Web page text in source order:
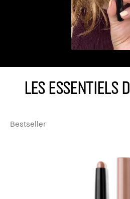
LES ESSENTIELS
Bestseller